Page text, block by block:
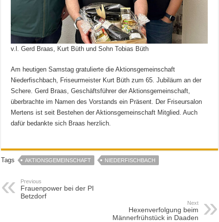
v.l. Gerd Braas, Kurt Büth und Sohn Tobias Büth
Am heutigen Samstag gratulierte die Aktionsgemeinschaft
Niederfischbach, Friseurmeister Kurt Büth zum 65. Jubiläum an der
Schere. Gerd Braas, Geschäftsführer der Aktionsgemeinschaft,
überbrachte im Namen des Vorstands ein Präsent. Der Friseursalon
Mertens ist seit Bestehen der Aktionsgemeinschaft Mitglied. Auch
dafür bedankte sich Braas herzlich.
Tags AKTIONSGEMEINSCHAFT NIEDERFISCHBACH
Previous
Frauenpower bei der PI
Betzdorf
Next
Hexenverfolgung beim
Männerfrühstück in Daaden